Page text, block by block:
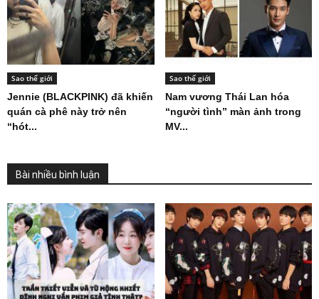
Sao thế giới
Jennie (BLACKPINK) đã khiến
quán cà phê này trở nên
“hót...
Sao thế giới
Nam vương Thái Lan hóa
“người tình” màn ảnh trong
MV...
Bài nhiều bình luận